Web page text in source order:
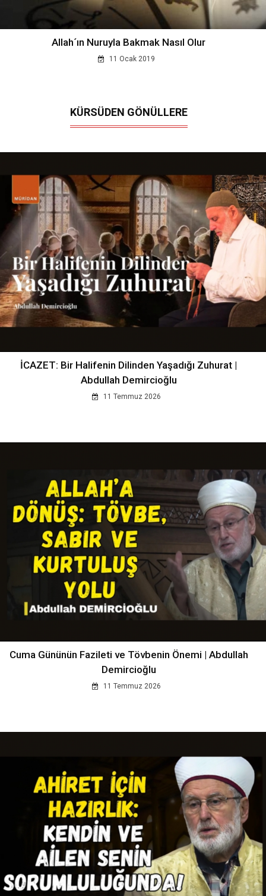
Allah´ın Nuruyla Bakmak Nasıl Olur
11 Ocak 2019
KÜRSÜDEN GÖNÜLLERE
İCAZET: Bir Halifenin Dilinden Yaşadığı Zuhurat |
Abdullah Demircioğlu
11 Temmuz 2026
Cuma Gününün Fazileti ve Tövbenin Önemi | Abdullah
Demircioğlu
11 Temmuz 2026